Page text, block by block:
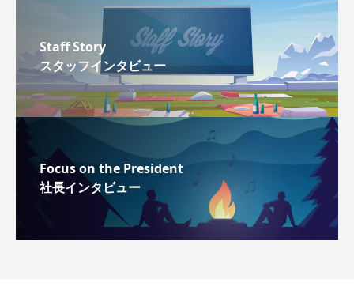
Staff Story
スタッフインタビュー
Focus on the President
社長インタビュー